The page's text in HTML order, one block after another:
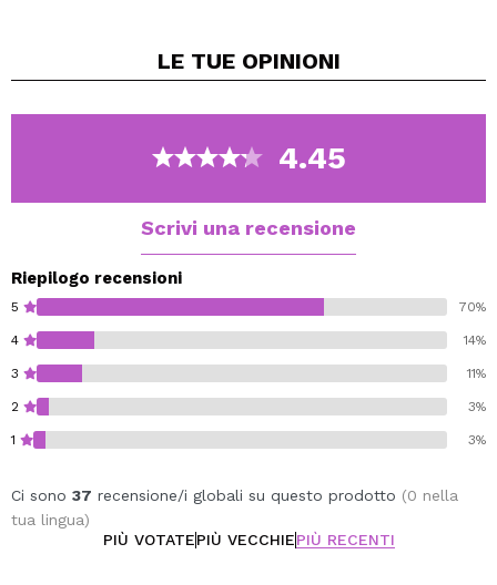
Ideale per tutti i tipi di pelle.
Cruelty free.
LE TUE OPINIONI
4.45
Scrivi una recensione
Riepilogo recensioni
5 70%
4 14%
3 11%
2 3%
1 3%
Ci sono 37 recensione/i globali su questo prodotto (0 nella
tua lingua)
PIÙ VOTATEPIÙ VECCHIEPIÙ RECENTI